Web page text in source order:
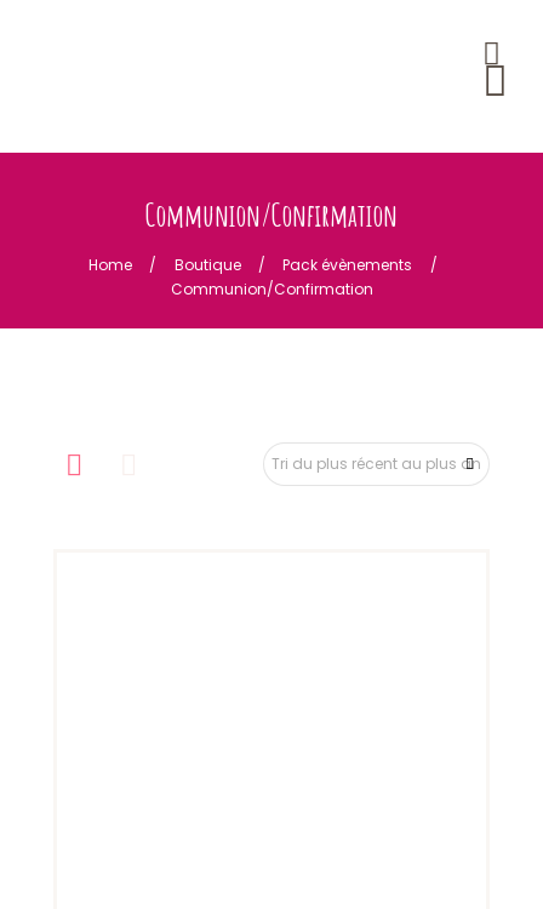
Communion/Confirmation
Home Boutique
Pack évènements
Communion/Confirmation